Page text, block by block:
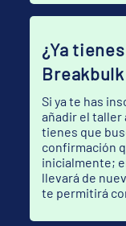
¿Ya
Si ya te has
añadir el taller
tienes que
confirmación
inicialmente;
llevará de
te permitirá